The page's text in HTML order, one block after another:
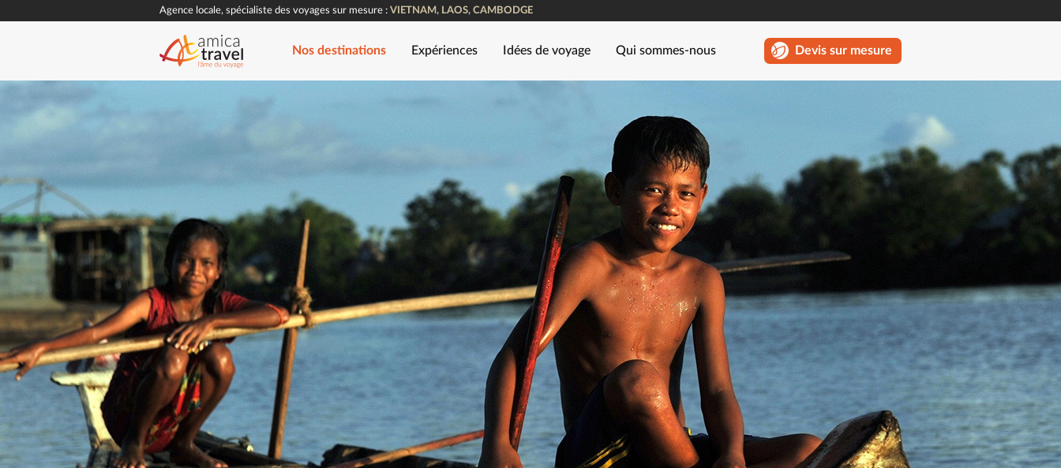
Agence locale, spécialiste des voyages sur mesure : VIETNAM, LAOS, CAMBODGE
Nos destinations Expériences Idées de voyage Qui sommes-nous Devis sur mesure